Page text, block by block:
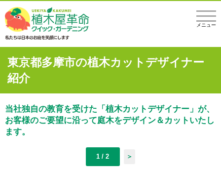
メニュー
東京都多摩市の植木カットデザイナー
紹介
当社独自の教育を受けた「植木カットデザイナー」が、
お客様のご要望に沿って庭木をデザイン＆カットいたし
ます。
1 / 2 ＞